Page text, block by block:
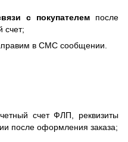
с покупателем после
счет;
в СМС сообщении.
счет ФЛП, реквизиты
после оформления заказа;